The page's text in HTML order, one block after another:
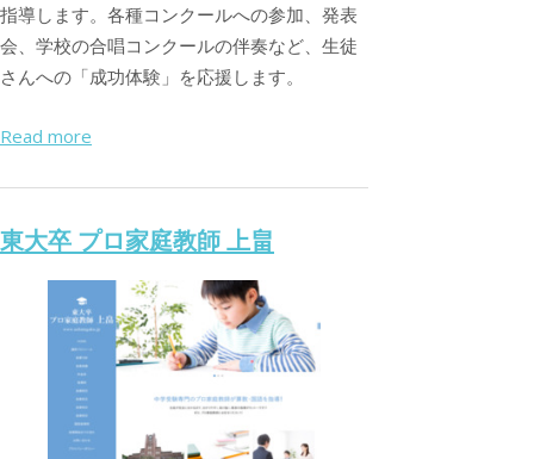
指導します。各種コンクールへの参加、発表
会、学校の合唱コンクールの伴奏など、生徒
さんへの「成功体験」を応援します。
Read more
東大卒 プロ家庭教師 上畠